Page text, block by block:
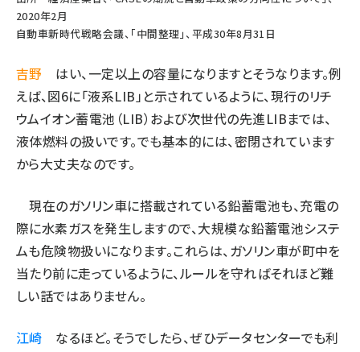
2020年2⽉
自動車新時代戦略会議、「中間整理」、平成30年8月31日
吉野 はい、一定以上の容量になりますとそうなります。例
えば、図6に「液系LIB」と示されているように、現行のリチ
ウムイオン蓄電池（LIB）および次世代の先進LIBまでは、
液体燃料の扱いです。でも基本的には、密閉されています
から大丈夫なのです。
現在のガソリン車に搭載されている鉛蓄電池も、充電の
際に水素ガスを発生しますので、大規模な鉛蓄電池システ
ムも危険物扱いになります。これらは、ガソリン車が町中を
当たり前に走っているように、ルールを守ればそれほど難
しい話ではありません。
江崎 なるほど。そうでしたら、ぜひデータセンターでも利